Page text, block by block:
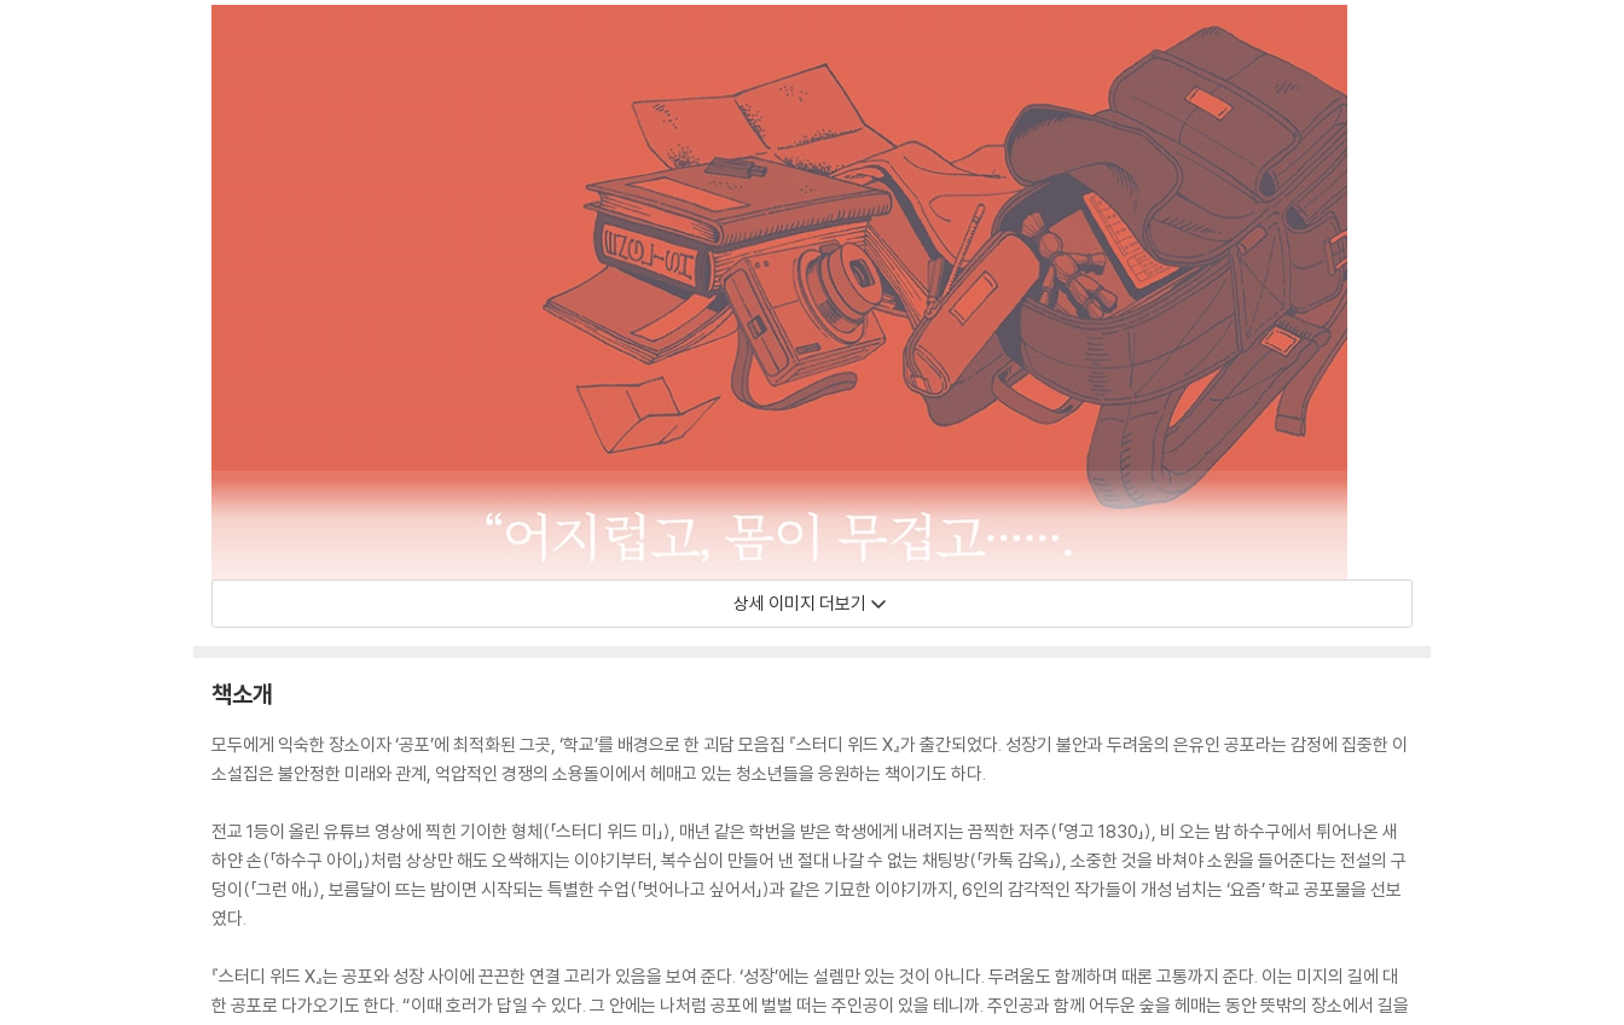
상세 이미지 더보기
책소개
모두에게 익숙한 장소이자 ‘공포’에 최적화된 그곳, ‘학교’를 배경으로 한 괴담 모음집 『스터디 위드 X』가 출간되었다. 성장기 불안과 두려움의 은유인 공포라는 감정에 집중한 이
소설집은 불안정한 미래와 관계, 억압적인 경쟁의 소용돌이에서 헤매고 있는 청소년들을 응원하는 책이기도 하다.
전교 1등이 올린 유튜브 영상에 찍힌 기이한 형체(「스터디 위드 미」), 매년 같은 학번을 받은 학생에게 내려지는 끔찍한 저주(「영고 1830」), 비 오는 밤 하수구에서 튀어나온 새
하얀 손(「하수구 아이」)처럼 상상만 해도 오싹해지는 이야기부터, 복수심이 만들어 낸 절대 나갈 수 없는 채팅방(「카톡 감옥」), 소중한 것을 바쳐야 소원을 들어준다는 전설의 구
덩이(「그런 애」), 보름달이 뜨는 밤이면 시작되는 특별한 수업(「벗어나고 싶어서」)과 같은 기묘한 이야기까지, 6인의 감각적인 작가들이 개성 넘치는 ‘요즘’ 학교 공포물을 선보
였다.
『스터디 위드 X』는 공포와 성장 사이에 끈끈한 연결 고리가 있음을 보여 준다. ‘성장’에는 설렘만 있는 것이 아니다. 두려움도 함께하며 때론 고통까지 준다. 이는 미지의 길에 대
한 공포로 다가오기도 한다. “이때 호러가 답일 수 있다. 그 안에는 나처럼 공포에 벌벌 떠는 주인공이 있을 테니까. 주인공과 함께 어두운 숲을 헤매는 동안 뜻밖의 장소에서 길을